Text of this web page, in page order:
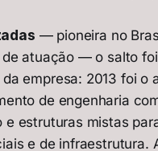
— pioneira no
atuação — o salto
empresa: 2013 foi o
de engenharia
estruturas mistas
e de infraestrutura.